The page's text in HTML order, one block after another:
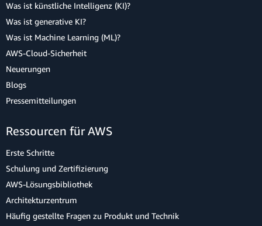
Was ist künstliche Intelligenz (KI)?
Was ist generative KI?
Was ist Machine Learning (ML)?
AWS-Cloud-Sicherheit
Neuerungen
Blogs
Pressemitteilungen
Ressourcen für AWS
Erste Schritte
Schulung und Zertifizierung
AWS-Lösungsbibliothek
Architekturzentrum
Häufig gestellte Fragen zu Produkt und Technik